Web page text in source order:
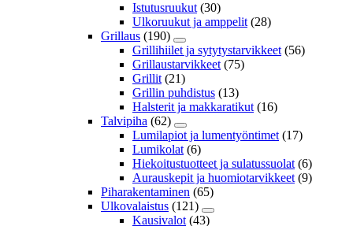
Istutusruukut (30)
Ulkoruukut ja amppelit (28)
Grillaus (190)
Grillihiilet ja sytytystarvikkeet (56)
Grillaustarvikkeet (75)
Grillit (21)
Grillin puhdistus (13)
Halsterit ja makkaratikut (16)
Talvipiha (62)
Lumilapiot ja lumentyöntimet (17)
Lumikolat (6)
Hiekoitustuotteet ja sulatussuolat (6)
Aurauskepit ja huomiotarvikkeet (9)
Piharakentaminen (65)
Ulkovalaistus (121)
Kausivalot (43)